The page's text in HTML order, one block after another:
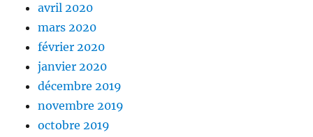
avril 2020
mars 2020
février 2020
janvier 2020
décembre 2019
novembre 2019
octobre 2019